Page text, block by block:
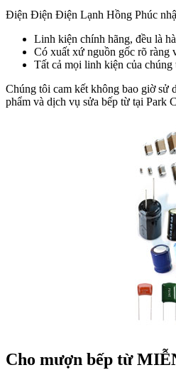
Điện Điện Điện Lạnh Hồng Phúc
Linh kiện chính hãng, đều là
Có xuất xứ nguồn gốc rõ ràng
Tất cả mọi linh kiện của chúng
Chúng tôi cam kết không bao giờ sử
phẩm và dịch vụ sửa bếp từ tại Park
Cho mượn bếp từ